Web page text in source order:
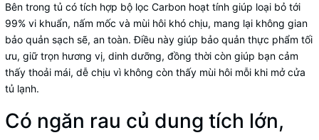
Bên trong tủ có tích hợp bộ lọc Carbon hoạt tính giúp loại bỏ tới
99% vi khuẩn, nấm mốc và mùi hôi khó chịu, mang lại không gian
bảo quản sạch sẽ, an toàn. Điều này giúp bảo quản thực phẩm tối
ưu, giữ trọn hương vị, dinh dưỡng, đồng thời còn giúp bạn cảm
thấy thoải mái, dễ chịu vì không còn thấy mùi hôi mỗi khi mở cửa
tủ lạnh.
Có ngăn rau củ dung tích lớn,